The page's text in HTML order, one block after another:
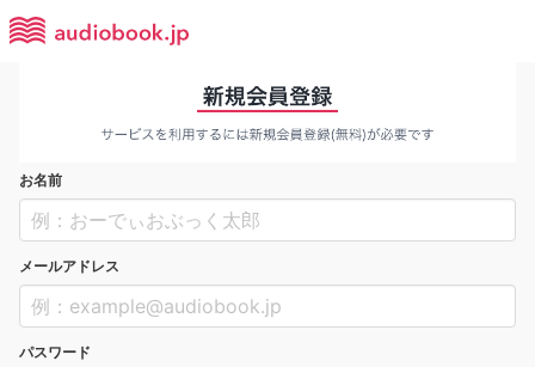
お名前
メールアドレス
パスワード